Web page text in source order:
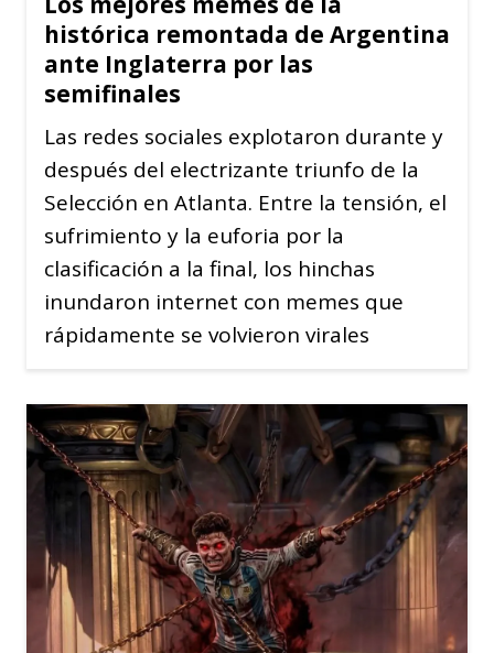
histórica remontada de Argentina
ante Inglaterra por las
semifinales
Las redes sociales explotaron durante y
después del electrizante triunfo de la
Selección en Atlanta. Entre la tensión, el
sufrimiento y la euforia por la
clasificación a la final, los hinchas
inundaron internet con memes que
rápidamente se volvieron virales